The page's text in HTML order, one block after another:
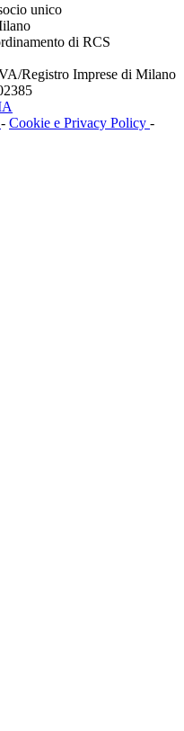
unico
di RCS
Registro Imprese di Milano
- Cookie e Privacy Policy -